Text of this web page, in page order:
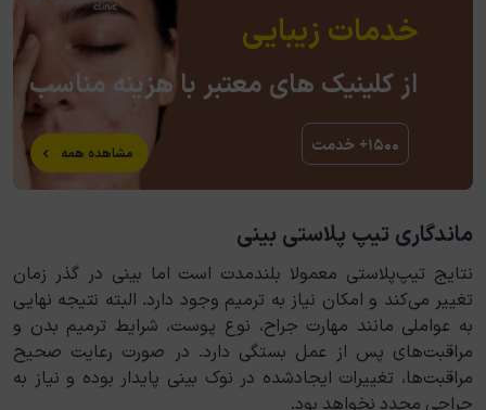
خدمات زیبایی
از کلینیک های معتبر با هزینه مناسب
۱۵۰۰+ خدمت مشاهده همه
ماندگاری تیپ پلاستی بینی
نتایج تیپ‌پلاستی معمولا بلندمدت است اما بینی در گذر زمان
تغییر می‌کند و امکان نیاز به ترمیم وجود دارد. البته نتیجه نهایی
به عواملی مانند مهارت جراح، نوع پوست، شرایط ترمیم بدن و
مراقبت‌های پس از عمل بستگی دارد. در صورت رعایت صحیح
مراقبت‌ها، تغییرات ایجادشده در نوک بینی پایدار بوده و نیاز به
جراحی مجدد نخواهد بود.